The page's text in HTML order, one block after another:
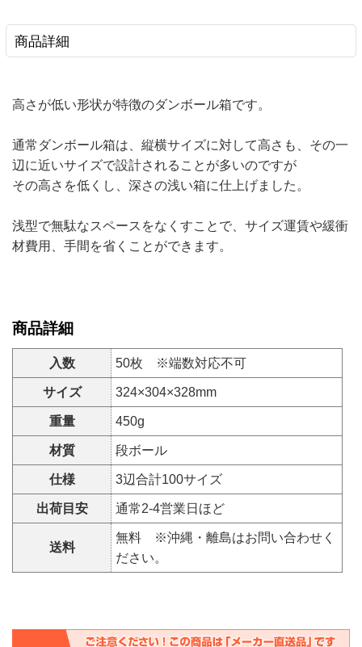
商品詳細
高さが低い形状が特徴のダンボール箱です。
通常ダンボール箱は、縦横サイズに対して高さも、その一
辺に近いサイズで設計されることが多いのですが
その高さを低くし、深さの浅い箱に仕上げました。
浅型で無駄なスペースをなくすことで、サイズ運賃や緩衝
材費用、手間を省くことができます。
商品詳細
入数 50枚 ※端数対応不可
サイズ 324×304×328mm
重量 450g
材質 段ボール
仕様 3辺合計100サイズ
出荷目安 通常2-4営業日ほど
送料
無料 ※沖縄・離島はお問い合わせく
ださい。